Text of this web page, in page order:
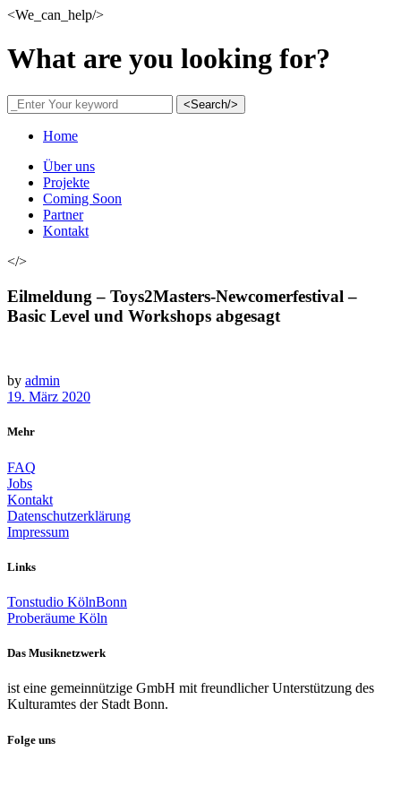
<We_can_help/>
What are you looking for?
<Search/>
Home
Über uns
Projekte
Coming Soon
Partner
Kontakt
</>
Eilmeldung – Toys2Masters-Newcomerfestival –
Basic Level und Workshops abgesagt
by admin
19. März 2020
Mehr
FAQ
Jobs
Kontakt
Datenschutzerklärung
Impressum
Links
Tonstudio KölnBonn
Proberäume Köln
Das Musiknetzwerk
ist eine gemeinnützige GmbH mit freundlicher Unterstützung des
Kulturamtes der Stadt Bonn.
Folge uns